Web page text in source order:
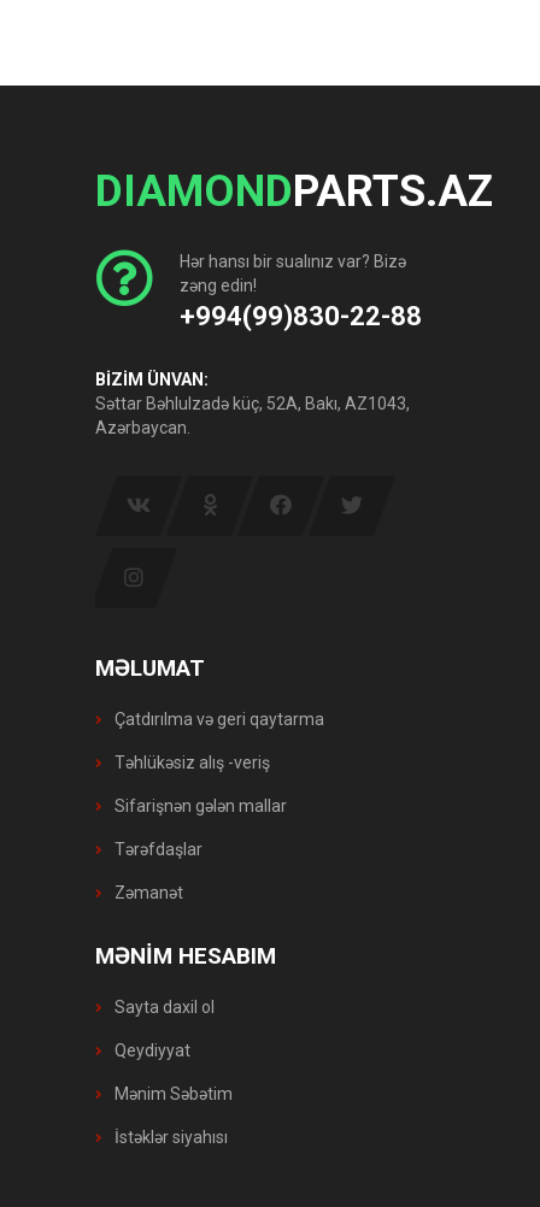
DIAMONDPARTS.AZ
Hər hansı bir sualınız var? Bizə
zəng edin!
+994(99)830-22-88
BİZİM ÜNVAN:
Səttar Bəhlulzadə küç, 52A, Bakı, AZ1043,
Azərbaycan.
MƏLUMAT
Çatdırılma və geri qaytarma
Təhlükəsiz alış -veriş
Sifarişnən gələn mallar
Tərəfdaşlar
Zəmanət
MƏNİM HESABIM
Sayta daxil ol
Qeydiyyat
Mənim Səbətim
İstəklər siyahısı